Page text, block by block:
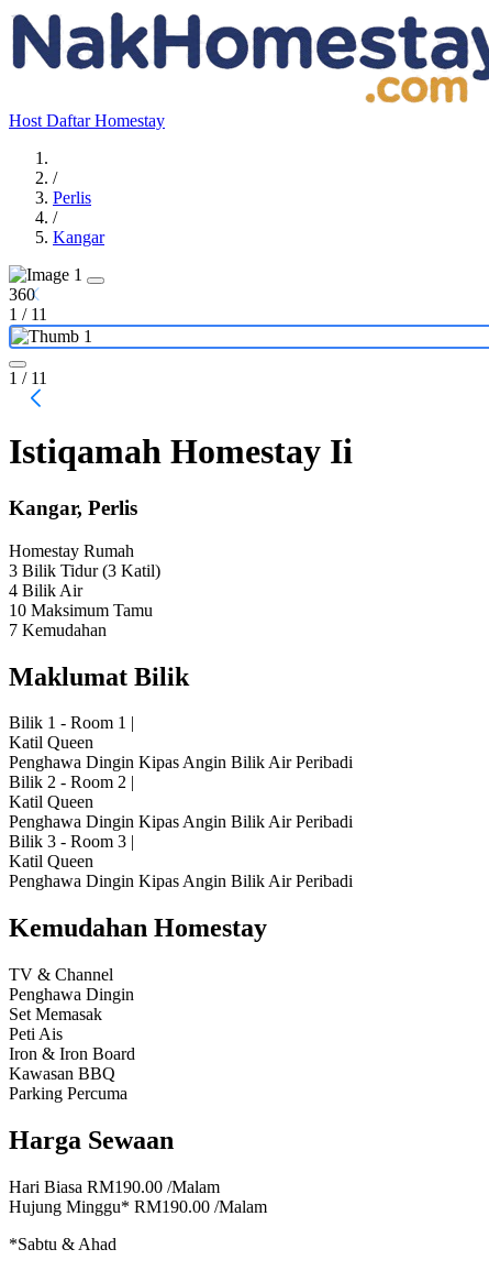
Host Daftar Homestay
/
Perlis
/
Kangar
360
1 / 11
1 / 11
Istiqamah Homestay Ii
Kangar, Perlis
Homestay Rumah
3 Bilik Tidur(3 Katil)
4 Bilik Air
10 Maksimum Tamu
7 Kemudahan
Maklumat Bilik
Bilik 1 - Room 1 |
Katil Queen
Penghawa Dingin Kipas Angin Bilik Air Peribadi
Bilik 2 - Room 2 |
Katil Queen
Penghawa Dingin Kipas Angin Bilik Air Peribadi
Bilik 3 - Room 3 |
Katil Queen
Penghawa Dingin Kipas Angin Bilik Air Peribadi
Kemudahan Homestay
TV & Channel
Penghawa Dingin
Set Memasak
Peti Ais
Iron & Iron Board
Kawasan BBQ
Parking Percuma
Harga Sewaan
Hari Biasa RM190.00 /Malam
Hujung Minggu* RM190.00 /Malam
*Sabtu & Ahad